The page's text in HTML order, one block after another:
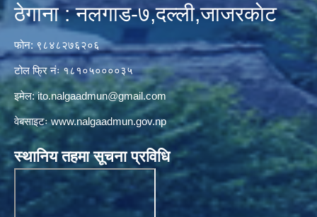
ठेगाना : नलगाड-७,दल्ली,जाजरकाेट
फोन: ९८४८२७६२०६
टोल फ्रि नंः १८१०५००००३५
इमेल:ito.nalgaadmun@gmail.com
वेबसाइटःwww.nalgaadmun.gov.np
स्थानिय तहमा सूचना प्रविधि